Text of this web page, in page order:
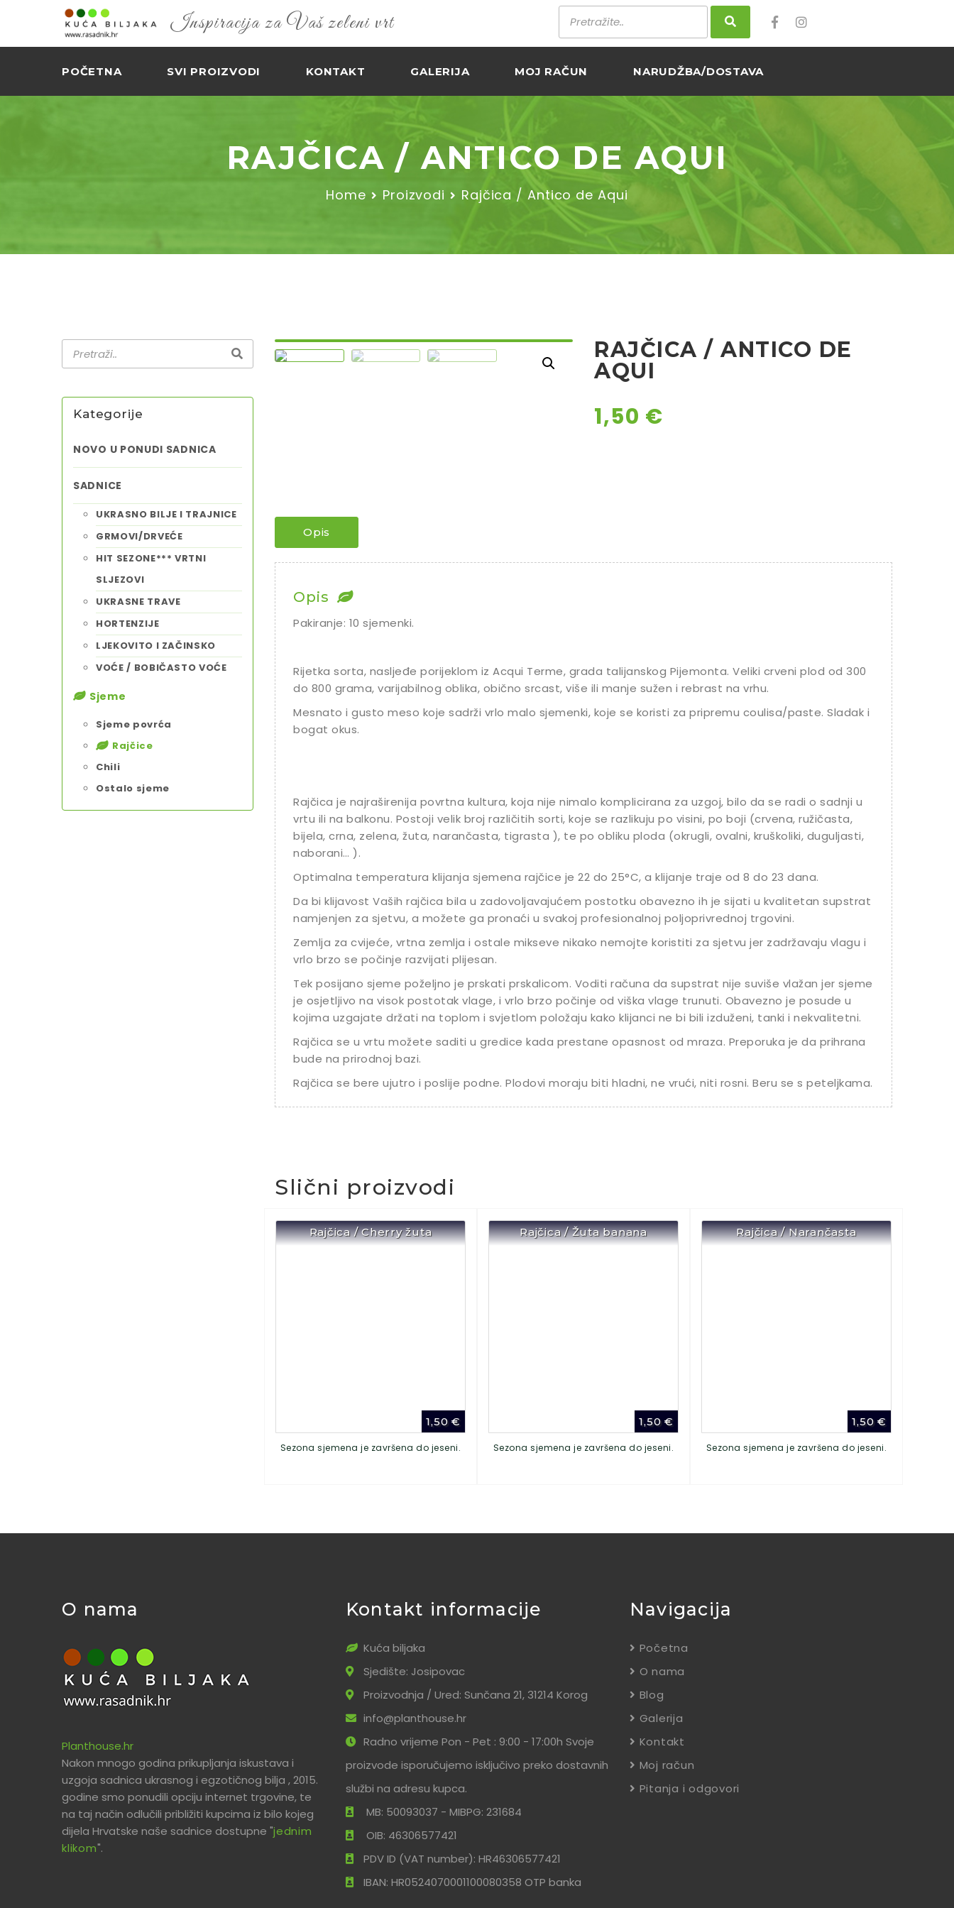
Inspiracija za Vaš zeleni vrt
POČETNA SVI PROIZVODI KONTAKT GALERIJA MOJ RAČUN NARUDŽBA/DOSTAVA
RAJČICA / ANTICO DE AQUI
Home Proizvodi Rajčica / Antico de Aqui
Kategorije
NOVO U PONUDI SADNICA
SADNICE
UKRASNO BILJE I TRAJNICE
GRMOVI/DRVEĆE
HIT SEZONE*** VRTNI
SLJEZOVI
UKRASNE TRAVE
HORTENZIJE
LJEKOVITO I ZAČINSKO
VOĆE / BOBIČASTO VOĆE
Sjeme
Sjeme povrća
Rajčice
Chili
Ostalo sjeme
RAJČICA / ANTICO DE
AQUI
1,50 €
Opis
Opis
Pakiranje: 10 sjemenki.
Rijetka sorta, nasljeđe porijeklom iz Acqui Terme, grada talijanskog Pijemonta. Veliki crveni plod od 300
do 800 grama, varijabilnog oblika, obično srcast, više ili manje sužen i rebrast na vrhu.
Mesnato i gusto meso koje sadrži vrlo malo sjemenki, koje se koristi za pripremu coulisa/paste. Sladak i
bogat okus.
Rajčica je najraširenija povrtna kultura, koja nije nimalo komplicirana za uzgoj, bilo da se radi o sadnji u
vrtu ili na balkonu. Postoji velik broj različitih sorti, koje se razlikuju po visini, po boji (crvena, ružičasta,
bijela, crna, zelena, žuta, narančasta, tigrasta ), te po obliku ploda (okrugli, ovalni, kruškoliki, duguljasti,
naborani… ).
Optimalna temperatura klijanja sjemena rajčice je 22 do 25°C, a klijanje traje od 8 do 23 dana.
Da bi klijavost Vaših rajčica bila u zadovoljavajućem postotku obavezno ih je sijati u kvalitetan supstrat
namjenjen za sjetvu, a možete ga pronaći u svakoj profesionalnoj poljoprivrednoj trgovini.
Zemlja za cvijeće, vrtna zemlja i ostale mikseve nikako nemojte koristiti za sjetvu jer zadržavaju vlagu i
vrlo brzo se počinje razvijati plijesan.
Tek posijano sjeme poželjno je prskati prskalicom. Voditi računa da supstrat nije suviše vlažan jer sjeme
je osjetljivo na visok postotak vlage, i vrlo brzo počinje od viška vlage trunuti. Obavezno je posude u
kojima uzgajate držati na toplom i svjetlom položaju kako klijanci ne bi bili izduženi, tanki i nekvalitetni.
Rajčica se u vrtu možete saditi u gredice kada prestane opasnost od mraza. Preporuka je da prihrana
bude na prirodnoj bazi.
Rajčica se bere ujutro i poslije podne. Plodovi moraju biti hladni, ne vrući, niti rosni. Beru se s peteljkama.
Slični proizvodi
Rajčica / Cherry žuta
1,50€
Sezona sjemena je završena do jeseni.
Rajčica / Žuta banana
1,50€
Sezona sjemena je završena do jeseni.
Rajčica / Narančasta
1,50€
Sezona sjemena je završena do jeseni.
O nama
Planthouse.hr
Nakon mnogo godina prikupljanja iskustava i
uzgoja sadnica ukrasnog i egzotičnog bilja , 2015.
godine smo ponudili opciju internet trgovine, te
na taj način odlučili približiti kupcima iz bilo kojeg
dijela Hrvatske naše sadnice dostupne "jednim
klikom".
Kontakt informacije
Kuća biljaka
Sjedište: Josipovac
Proizvodnja / Ured: Sunčana 21, 31214 Korog
info@planthouse.hr
Radno vrijeme Pon - Pet : 9:00 - 17:00h Svoje
proizvode isporučujemo isključivo preko dostavnih
službi na adresu kupca.
MB: 50093037 - MIBPG: 231684
OIB: 46306577421
PDV ID (VAT number): HR46306577421
IBAN: HR0524070001100080358 OTP banka
Navigacija
Početna
O nama
Blog
Galerija
Kontakt
Moj račun
Pitanja i odgovori